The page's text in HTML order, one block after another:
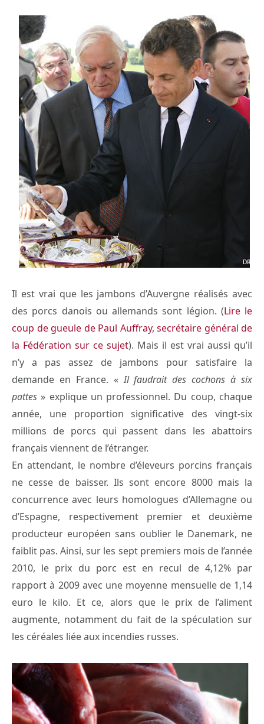
Il est vrai que les jambons d’Auvergne réalisés avec
des porcs danois ou allemands sont légion. (Lire le
coup de gueule de Paul Auffray, secrétaire général de
la Fédération sur ce sujet). Mais il est vrai aussi qu’il
n’y a pas assez de jambons pour satisfaire la
demande en France. «Il faudrait des cochons à six
pattes » explique un professionnel. Du coup, chaque
année, une proportion significative des vingt-six
millions de porcs qui passent dans les abattoirs
français viennent de l’étranger.
En attendant, le nombre d’éleveurs porcins français
ne cesse de baisser. Ils sont encore 8000 mais la
concurrence avec leurs homologues d’Allemagne ou
d’Espagne, respectivement premier et deuxième
producteur européen sans oublier le Danemark, ne
faiblit pas. Ainsi, sur les sept premiers mois de l’année
2010, le prix du porc est en recul de 4,12% par
rapport à 2009 avec une moyenne mensuelle de 1,14
euro le kilo. Et ce, alors que le prix de l’aliment
augmente, notamment du fait de la spéculation sur
les céréales liée aux incendies russes.